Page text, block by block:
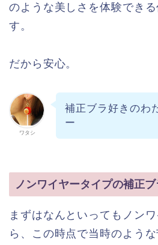
のような美しさを体験でき
す。
だから安心。
ワタシ
補正ブラ好きのわ
ー
ノンワイヤータイプの補正ブ
まずはなんといってもノン
ら、この時点で当時のよう